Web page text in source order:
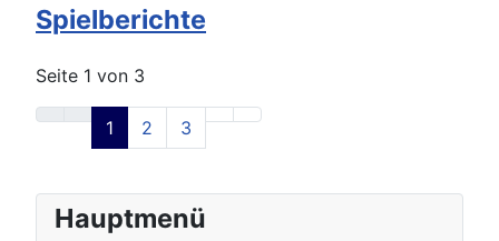
Spielberichte
Seite 1 von 3
1 2 3
Hauptmenü